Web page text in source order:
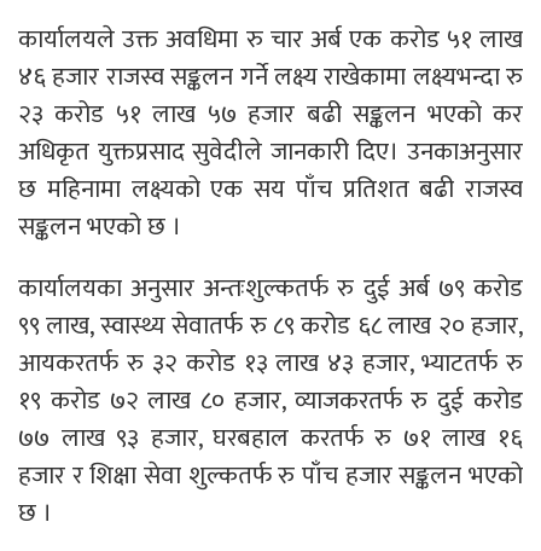
कार्यालयले उक्त अवधिमा रु चार अर्ब एक करोड ५१ लाख
४६ हजार राजस्व सङ्कलन गर्ने लक्ष्य राखेकामा लक्ष्यभन्दा रु
२३ करोड ५१ लाख ५७ हजार बढी सङ्कलन भएको कर
अधिकृत युक्तप्रसाद सुवेदीले जानकारी दिए। उनकाअनुसार
छ महिनामा लक्ष्यको एक सय पाँच प्रतिशत बढी राजस्व
सङ्कलन भएको छ ।
कार्यालयका अनुसार अन्तःशुल्कतर्फ रु दुई अर्ब ७९ करोड
९९ लाख, स्वास्थ्य सेवातर्फ रु ८९ करोड ६८ लाख २० हजार,
आयकरतर्फ रु ३२ करोड १३ लाख ४३ हजार, भ्याटतर्फ रु
१९ करोड ७२ लाख ८० हजार, व्याजकरतर्फ रु दुई करोड
७७ लाख ९३ हजार, घरबहाल करतर्फ रु ७१ लाख १६
हजार र शिक्षा सेवा शुल्कतर्फ रु पाँच हजार सङ्कलन भएको
छ ।